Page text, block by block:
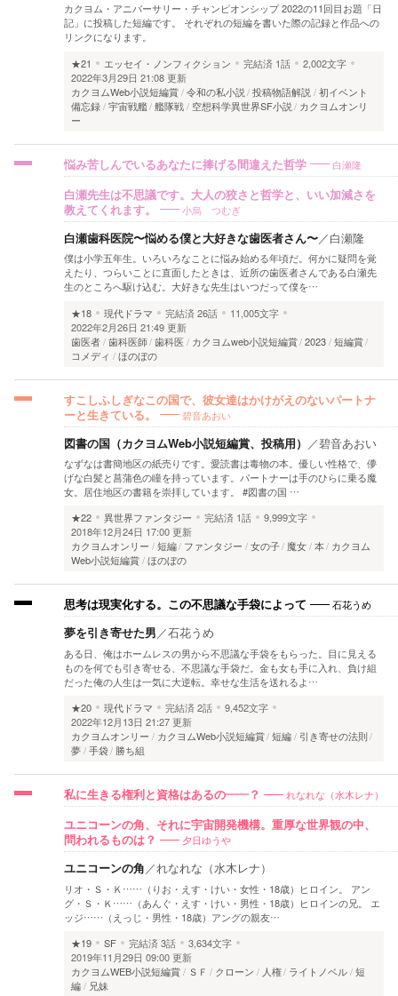
カクヨム・アニバーサリー・チャンピオンシップ 2022の11回目お題「日
記」に投稿した短編です。 それぞれの短編を書いた際の記録と作品への
リンクになります。
★21
エッセイ・ノンフィクション 完結済 1話
2,002文字
2022年3月29日 21:08 更新
カクヨムWeb小説短編賞 令和の私小説 投稿物語解説
初イベント
備忘録 宇宙戦艦 艦隊戦 空想科学異世界SF小説
カクヨムオンリ
ー
悩み苦しんでいるあなたに捧げる間違えた哲学 白瀬隆
白瀬先生は不思議です。大人の狡さと哲学と、いい加減さを
教えてくれます。
小烏 つむぎ
白瀬歯科医院〜悩める僕と大好きな歯医者さん〜／白瀬隆
僕は小学五年生。いろいろなことに悩み始める年頃だ。何かに疑問を覚
えたり、つらいことに直面したときは、近所の歯医者さんである白瀬先
生のところへ駆け込む。大好きな先生はいつだって僕を…
★18
現代ドラマ 完結済26話
11,005文字
2022年2月26日 21:49 更新
歯医者 歯科医師 歯科医 カクヨムweb小説短編賞 2023 短編賞
コメディ
ほのぼの
すこしふしぎなこの国で、彼女達はかけがえのないパートナ
ーと生きている。
碧音あおい
図書の国（カクヨムWeb小説短編賞、投稿用） ／碧音あおい
なずなは書簡地区の紙売りです。愛読書は毒物の本。優しい性格で、儚
げな白髪と菖蒲色の瞳を持っています。パートナーは手のひらに乗る魔
女。居住地区の書籍を崇拝しています。 #図書の国 …
★22
異世界ファンタジー 完結済 1話
9,999文字
2018年12月24日 17:00 更新
カクヨムオンリー
短編 ファンタジー 女の子 魔女 本 カクヨム
Web小説短編賞 ほのぼの
思考は現実化する。この不思議な手袋によって 石花うめ
夢を引き寄せた男／石花うめ
ある日、俺はホームレスの男から不思議な手袋をもらった。目に見える
ものを何でも引き寄せる、不思議な手袋だ。金も女も手に入れ、負け組
だった俺の人生は一気に大逆転。幸せな生活を送れるよ…
★20
現代ドラマ 完結済2話
9,452文字
2022年12月13日 21:27 更新
カクヨムオンリー
カクヨムWeb小説短編賞 短編
引き寄せの法則
夢 手袋 勝ち組
私に生きる権利と資格はあるの――？ れなれな（水木レナ）
ユニコーンの角、それに宇宙開発機構。重厚な世界観の中、
問われるものは？
夕日ゆうや
ユニコーンの角／れなれな（水木レナ）
リオ・Ｓ・Ｋ……（りお・えす・けい・女性・18歳）ヒロイン。 アン
グ・Ｓ・Ｋ……（あんぐ・えす・けい・男性・18歳）ヒロインの兄。 エ
ッジ……（えっじ・男性・18歳）アングの親友…
★19
SF 完結済3話
3,634文字
2019年11月29日 09:00 更新
カクヨムWEB小説短編賞
ＳＦ クローン 人権 ライトノベル 短
編
兄妹